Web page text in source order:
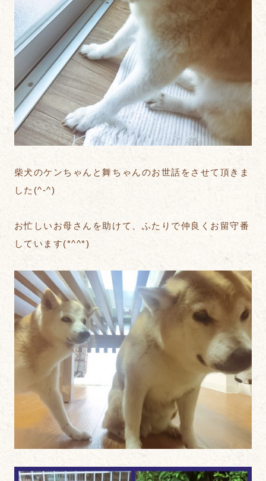
柴犬のケンちゃんと舞ちゃんのお世話をさせて頂きま
した(^-^)
お忙しいお母さんを助けて、ふたりで仲良くお留守番
しています(*^^*)